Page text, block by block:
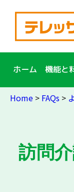
ホーム 機能と
簡単10秒入力！資料
請求
Home > FAQs >
訪問